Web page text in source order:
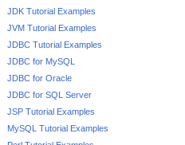
JDK Tutorial Examples
JVM Tutorial Examples
JDBC Tutorial Examples
JDBC for MySQL
JDBC for Oracle
JDBC for SQL Server
JSP Tutorial Examples
MySQL Tutorial Examples